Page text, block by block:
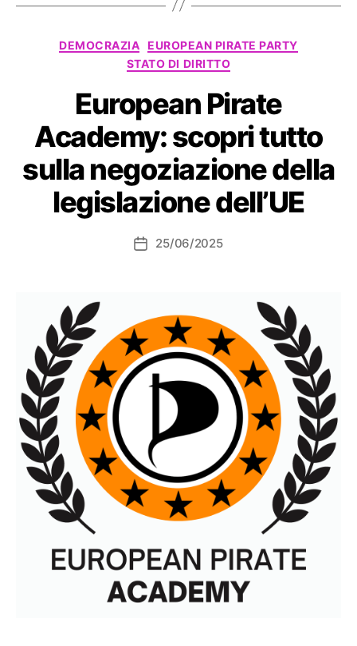
Categorie
DEMOCRAZIA EUROPEAN PIRATE PARTY
STATO DI DIRITTO
European Pirate
Academy: scopri tutto
sulla negoziazione della
legislazione dell’UE
Data25/06/2025